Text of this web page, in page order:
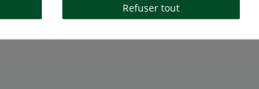
Refuser tout